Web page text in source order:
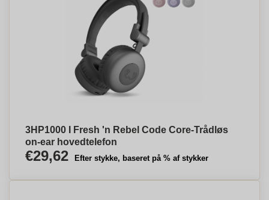
3HP1000 I Fresh 'n Rebel Code Core-Trådløs
on-ear hovedtelefon
€29,62 Efter stykke, baseret på % af stykker